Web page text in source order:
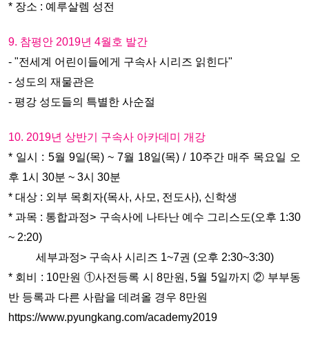
* 장소 : 예루살렘 성전
9. 참평안 2019년 4월호 발간
- "전세계 어린이들에게 구속사 시리즈 읽힌다"
- 성도의 재물관은
- 평강 성도들의 특별한 사순절
10. 2019년 상반기 구속사 아카데미 개강
* 일시 : 5월 9일(목) ~ 7월 18일(목) / 10주간 매주 목요일 오
후 1시 30분 ~ 3시 30분
* 대상 : 외부 목회자(목사, 사모, 전도사), 신학생
* 과목 : 통합과정> 구속사에 나타난 예수 그리스도(오후 1:30
~ 2:20)
세부과정> 구속사 시리즈 1~7권 (오후 2:30~3:30)
* 회비 : 10만원 ①사전등록 시 8만원, 5월 5일까지 ② 부부동
반 등록과 다른 사람을 데려올 경우 8만원
https://www.pyungkang.com/academy2019